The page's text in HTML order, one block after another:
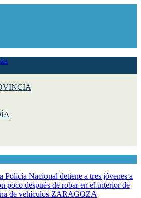
Policía Nacional detiene a tres jóvenes a
poco después de robar en el interior de
de vehículos ZARAGOZA